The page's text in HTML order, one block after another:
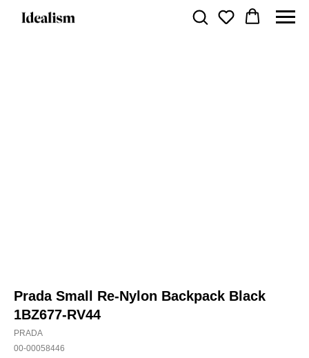
Prada Small Re-Nylon Backpack Black
1BZ677-RV44
PRADA
00-00058446